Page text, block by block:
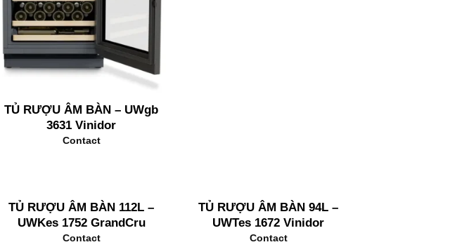
TỦ RƯỢU ÂM BÀN – UWgb
3631 Vinidor
Contact
TỦ RƯỢU ÂM BÀN 112L –
UWKes 1752 GrandCru
Contact
TỦ RƯỢU ÂM BÀN 94L –
UWTes 1672 Vinidor
Contact